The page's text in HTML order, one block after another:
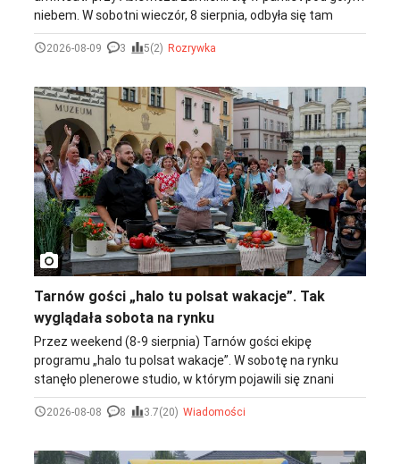
niebem. W sobotni wieczór, 8 sierpnia, odbyła się tam
potańcówka „Roztańczone Zielone”, którą dla
mieszkańców - zarówno dorosłych, jak i dzieci -
Podstawowa nr 9. O dobrą zabawę i atmosferę zadbali
Pracownia Jaszczur & Przyjaciele, którzy poprowadzili
imprezę. Zobaczcie zdjęcia.
2026-08-09 3 5(2) Rozrywka
photo_camera
Tarnów gości „halo tu polsat wakacje”. Tak
wyglądała sobota na rynku
Przez weekend (8-9 sierpnia) Tarnów gości ekipę
programu „halo tu polsat wakacje”. W sobotę na rynku
stanęło plenerowe studio, w którym pojawili się znani
prezenterzy oraz zaproszeni goście. Na mieszkańców i
odwiedzających czekał także kamper Małopolski oraz
2026-08-08 8 3.7(20) Wiadomości